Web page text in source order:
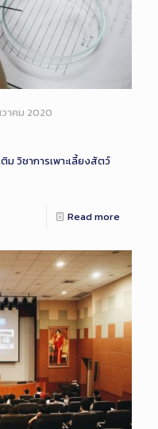
วาคม 2020
ติมวิชาการเพาะเลี้ยงสัตว์
Read more